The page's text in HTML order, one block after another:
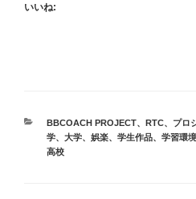
いいね:
カ
テ
ゴ
BBCOACH PROJECT、 RTC、 プロ
学、 大学、 娯楽、 学生作品、 学習環境
高校